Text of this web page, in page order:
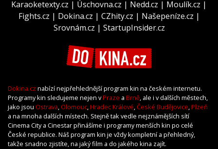
Karaoketexty.cz | Úschovna.cz | Nedd.cz | Moulík.cz |
Fights.cz | Dokina.cz | CZhity.cz | Našepeníze.cz |
Srovnám.cz | StartupInsider.cz
Dokina.cz nabízí nejpřehlednější program kin na českém internetu.
Programy kin sledujeme nejen vPraze a Brně, ale i v dalších městech,
jako jsou Ostrava, Olomouc,Hradec Králové,České Budějovice,Plzeň
a na mnoha dalších místech. Stejně tak vedle nejznámějších sítí
Cinema City a Cinestar přinášíme i programy menších kin po celé
České republice. Náš program kin je vždy kompletní a přehledný,
takže snadno zjistíte, na jaký film a do jakého kina zajít.